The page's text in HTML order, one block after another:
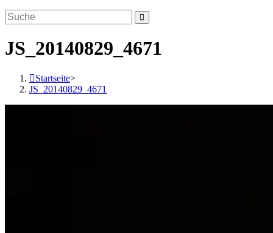
JS_20140829_4671
Startseite>
JS_20140829_4671